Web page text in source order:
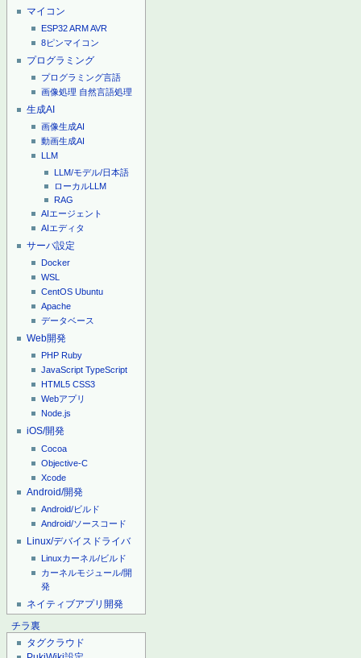
マイコン
ESP32ARMAVR
8ピンマイコン
プログラミング
プログラミング言語
画像処理 自然言語処理
生成AI
画像生成AI
動画生成AI
LLM
LLM/モデル/日本語
ローカルLLM
RAG
AIエージェント
AIエディタ
サーバ設定
Docker
WSL
CentOS Ubuntu
Apache
データベース
Web開発
PHP Ruby
JavaScript TypeScript
HTML5 CSS3
Webアプリ
Node.js
iOS/開発
Cocoa
Objective-C
Xcode
Android/開発
Android/ビルド
Android/ソースコード
Linux/デバイスドライバ
Linuxカーネル/ビルド
カーネルモジュール/開
発
ネイティブアプリ開発
チラ裏
タグクラウド